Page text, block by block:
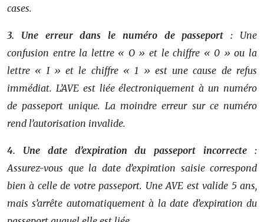
cases.
3. Une erreur dans le numéro de passeport : Une
confusion entre la lettre « O » et le chiffre « 0 » ou la
lettre « I » et le chiffre « 1 » est une cause de refus
immédiat. L’AVE est liée électroniquement à un numéro
de passeport unique. La moindre erreur sur ce numéro
rend l’autorisation invalide.
4. Une date d’expiration du passeport incorrecte :
Assurez-vous que la date d’expiration saisie correspond
bien à celle de votre passeport. Une AVE est valide 5 ans,
mais s’arrête automatiquement à la date d’expiration du